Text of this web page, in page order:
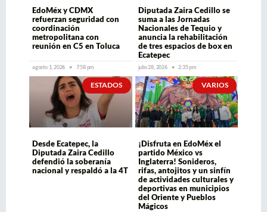
EdoMéx y CDMX
refuerzan seguridad con
coordinación
metropolitana con
reunión en C5 en Toluca
agosto 1, 2026 7:58 pm
Diputada Zaira Cedillo se
suma a las Jornadas
Nacionales de Tequio y
anuncia la rehabilitación
de tres espacios de box en
Ecatepec
julio 28, 2026 2:35 pm
ESTADOS
Desde Ecatepec, la
Diputada Zaira Cedillo
defendió la soberanía
nacional y respaldó a la 4T
VARIOS
¡Disfruta en EdoMéx el
partido México vs
Inglaterra! Sonideros,
rifas, antojitos y un sinfín
de actividades culturales y
deportivas en municipios
del Oriente y Pueblos
Mágicos